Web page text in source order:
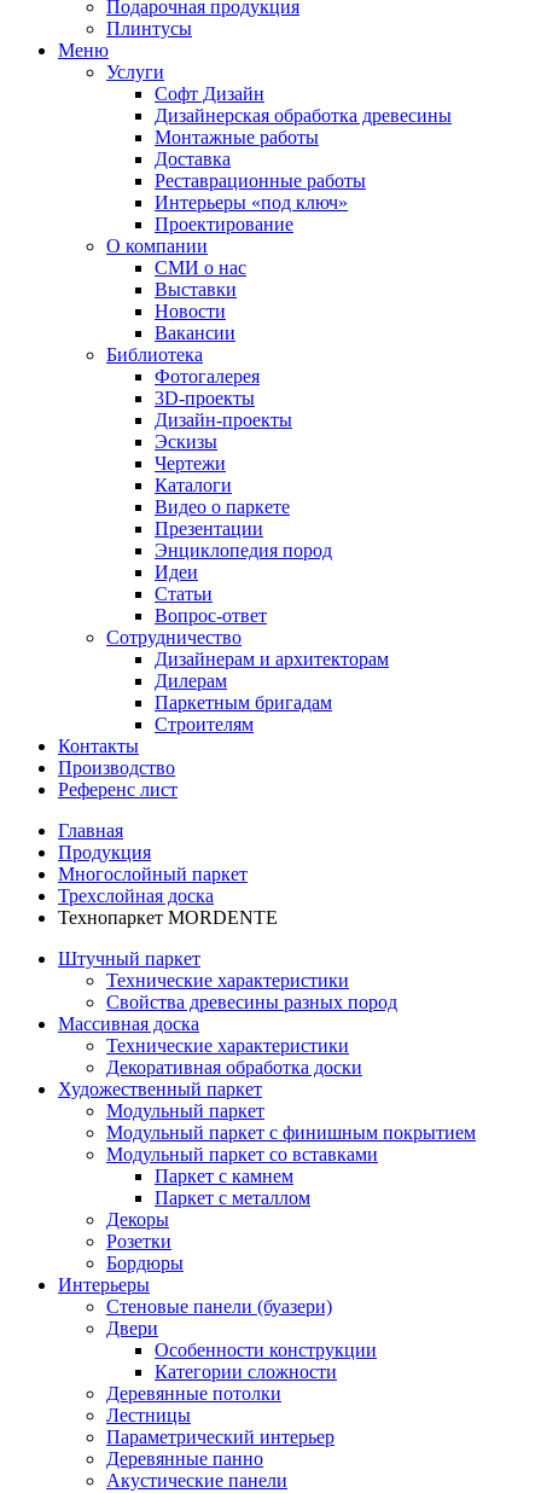
Подарочная продукция
Плинтусы
Меню
Услуги
Софт Дизайн
Дизайнерская обработка древесины
Монтажные работы
Доставка
Реставрационные работы
Интерьеры «под ключ»
Проектирование
О компании
СМИ о нас
Выставки
Новости
Вакансии
Библиотека
Фотогалерея
3D-проекты
Дизайн-проекты
Эскизы
Чертежи
Каталоги
Видео о паркете
Презентации
Энциклопедия пород
Идеи
Статьи
Вопрос-ответ
Сотрудничество
Дизайнерам и архитекторам
Дилерам
Паркетным бригадам
Строителям
Контакты
Производство
Референс лист
Главная
Продукция
Многослойный паркет
Трехслойная доска
Технопаркет MORDENTE
Штучный паркет
Технические характеристики
Свойства древесины разных пород
Массивная доска
Технические характеристики
Декоративная обработка доски
Художественный паркет
Модульный паркет
Модульный паркет с финишным покрытием
Модульный паркет со вставками
Паркет с камнем
Паркет с металлом
Декоры
Розетки
Бордюры
Интерьеры
Стеновые панели (буазери)
Двери
Особенности конструкции
Категории сложности
Деревянные потолки
Лестницы
Параметрический интерьер
Деревянные панно
Акустические панели